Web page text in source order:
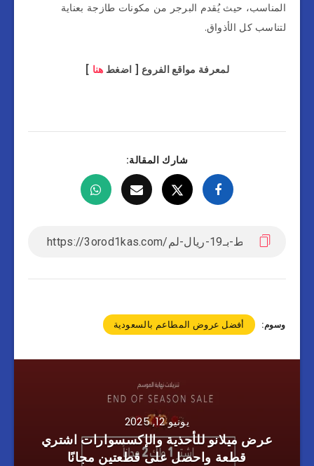
المناسب، حيث يُقدم البرجر من مكونات طازجة بعناية
لتناسب كل الأذواق.
لمعرفة مواقع الفروع [ اضغط هنا ]
شارك المقالة:
وسوم: أفضل عروض المطاعم بالسعودية
يونيو 12, 2025
عرض ميلانو للأحذية والإكسسوارات اشتري
قطعة واحصل على قطعتين مجانًا